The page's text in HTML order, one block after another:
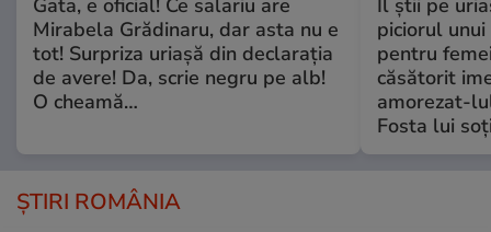
Mirabela Grădinaru, dar asta nu e
tot! Surpriza uriașă din declarația
de avere! Da, scrie negru pe alb!
O cheamă…
piciorul
pentru
căsătorit
amorezat-
Fosta lui
ȘTIRI ROMÂNIA